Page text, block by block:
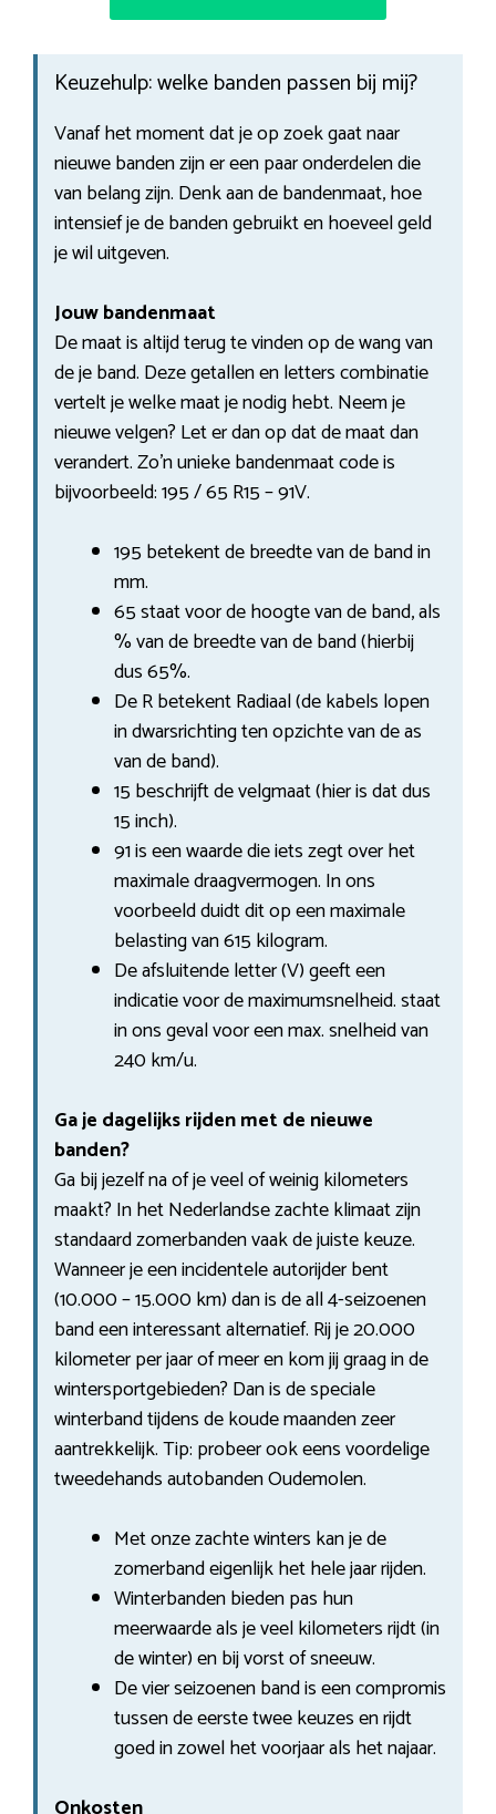
Keuzehulp: welke banden passen bij mij?
Vanaf het moment dat je op zoek gaat naar
nieuwe banden zijn er een paar onderdelen die
van belang zijn. Denk aan de bandenmaat, hoe
intensief je de banden gebruikt en hoeveel geld
je wil uitgeven.
Jouw bandenmaat
De maat is altijd terug te vinden op de wang van
de je band. Deze getallen en letters combinatie
vertelt je welke maat je nodig hebt. Neem je
nieuwe velgen? Let er dan op dat de maat dan
verandert. Zo’n unieke bandenmaat code is
bijvoorbeeld: 195 / 65 R15 – 91V.
195 betekent de breedte van de band in
mm.
65 staat voor de hoogte van de band, als
% van de breedte van de band (hierbij
dus 65%.
De R betekent Radiaal (de kabels lopen
in dwarsrichting ten opzichte van de as
van de band).
15 beschrijft de velgmaat (hier is dat dus
15 inch).
91 is een waarde die iets zegt over het
maximale draagvermogen. In ons
voorbeeld duidt dit op een maximale
belasting van 615 kilogram.
De afsluitende letter (V) geeft een
indicatie voor de maximumsnelheid. staat
in ons geval voor een max. snelheid van
240 km/u.
Ga je dagelijks rijden met de nieuwe
banden?
Ga bij jezelf na of je veel of weinig kilometers
maakt? In het Nederlandse zachte klimaat zijn
standaard zomerbanden vaak de juiste keuze.
Wanneer je een incidentele autorijder bent
(10.000 – 15.000 km) dan is de all 4-seizoenen
band een interessant alternatief. Rij je 20.000
kilometer per jaar of meer en kom jij graag in de
wintersportgebieden? Dan is de speciale
winterband tijdens de koude maanden zeer
aantrekkelijk. Tip: probeer ook eens voordelige
tweedehands autobanden Oudemolen.
Met onze zachte winters kan je de
zomerband eigenlijk het hele jaar rijden.
Winterbanden bieden pas hun
meerwaarde als je veel kilometers rijdt (in
de winter) en bij vorst of sneeuw.
De vier seizoenen band is een compromis
tussen de eerste twee keuzes en rijdt
goed in zowel het voorjaar als het najaar.